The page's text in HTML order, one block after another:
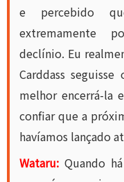
e percebido
extremamente
declínio. Eu
Carddass
melhor encerrá-la
confiar que a
havíamos lançado
Wataru: Quando